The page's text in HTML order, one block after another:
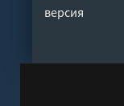
версия